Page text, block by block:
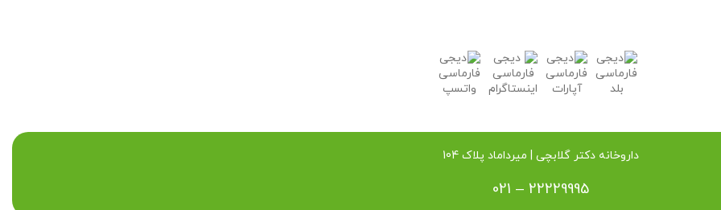
داروخانه دکتر گلابچی | میرداماد پلاک 104
021 – 22229995